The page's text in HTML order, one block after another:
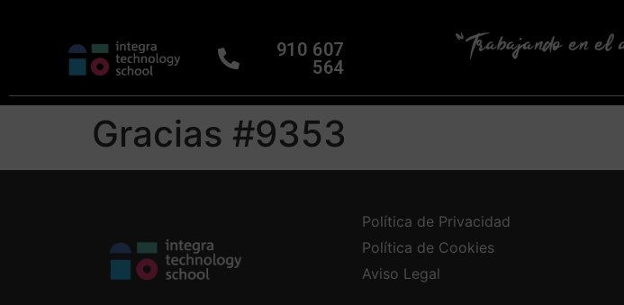
910 607
564
Gracias #9353
Política de Privacidad
Política de Cookies
Aviso Legal